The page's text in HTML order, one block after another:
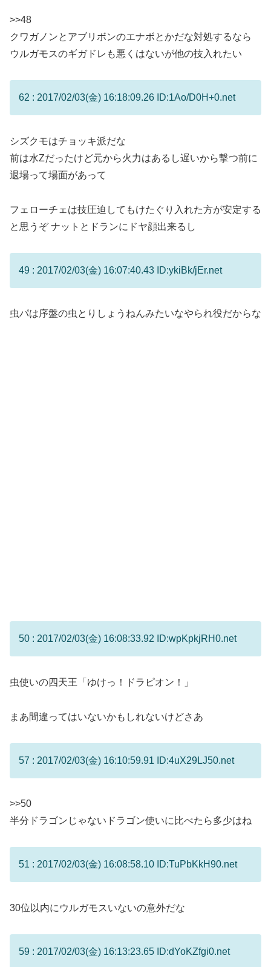
>>48
クワガノンとアブリボンのエナボとかだな対処するなら
ウルガモスのギガドレも悪くはないが他の技入れたい
62 : 2017/02/03(金) 16:18:09.26 ID:1Ao/D0H+0.net
シズクモはチョッキ派だな
前は水Zだったけど元から火力はあるし遅いから撃つ前に
退場って場面があって
フェローチェは技圧迫してもけたぐり入れた方が安定する
と思うぞ ナットとドランにドヤ顔出来るし
49 : 2017/02/03(金) 16:07:40.43 ID:ykiBk/jEr.net
虫パは序盤の虫とりしょうねんみたいなやられ役だからな
50 : 2017/02/03(金) 16:08:33.92 ID:wpKpkjRH0.net
虫使いの四天王「ゆけっ！ドラピオン！」
まあ間違ってはいないかもしれないけどさあ
57 : 2017/02/03(金) 16:10:59.91 ID:4uX29LJ50.net
>>50
半分ドラゴンじゃないドラゴン使いに比べたら多少はね
51 : 2017/02/03(金) 16:08:58.10 ID:TuPbKkH90.net
30位以内にウルガモスいないの意外だな
59 : 2017/02/03(金) 16:13:23.65 ID:dYoKZfgi0.net